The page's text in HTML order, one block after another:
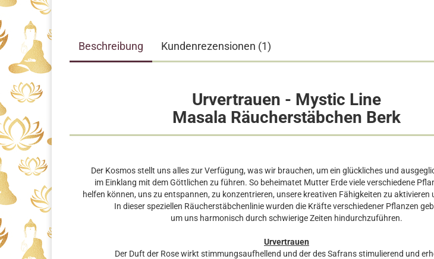
Beschreibung Kundenrezensionen (1)
Urvertrauen - Mystic Line
Masala Räucherstäbchen Berk
Der Kosmos stellt uns alles zur Verfügung, was wir brauchen, um ein glückliches und
im Einklang mit dem Göttlichen zu führen. So beheimatet Mutter Erde viele verschiedene
helfen können, uns zu entspannen, zu konzentrieren, unsere kreativen Fähigkeiten zu aktivieren
In dieser speziellen Räucherstäbchenlinie wurden die Kräfte verschiedener Pflanzen
um uns harmonisch durch schwierige Zeiten hindurchzuführen.
Urvertrauen
Der Duft der Rose wirkt stimmungsaufhellend und der des Safrans stimulierend und